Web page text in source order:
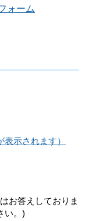
ォーム
示されます）
お答えしておりま
い。)